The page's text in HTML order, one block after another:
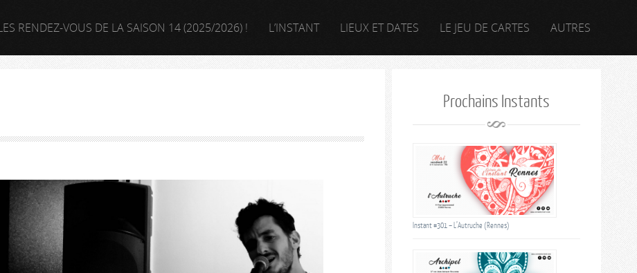
RENDEZ-VOUS DE LA SAISON 14 (2025/2026) ! L’INSTANT LIEUX ET DATES LE JEU DE CARTES AUTRES
Prochains Instants
Instant #301 – L’Autruche (Rennes)